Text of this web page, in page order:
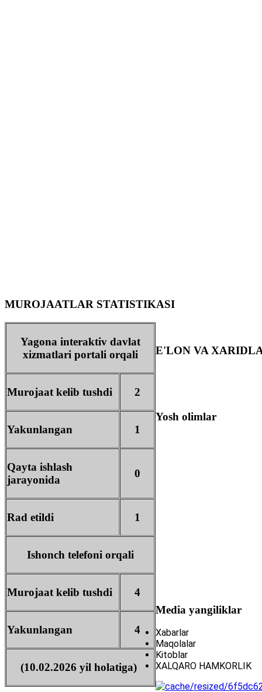
MUROJAATLAR STATISTIKASI
Yagona interaktiv davlat
xizmatlari portali orqali
Murojaat kelib tushdi 2
Yakunlangan 1
Qayta ishlash
jarayonida
0
Rad etildi 1
Ishonch telefoni orqali
Murojaat kelib tushdi 4
Yakunlangan 4
(10.02.2026 yil holatiga)
E'LON VA
Yosh olimlar
Media yangiliklar
Xabarlar
Maqolalar
Kitoblar
XALQARO HAMKORLIK